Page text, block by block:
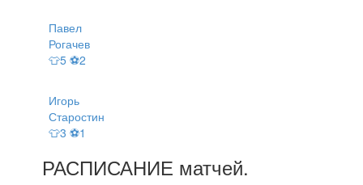
Павел
Рогачев
👕5 ⚽2
Игорь
Старостин
👕3 ⚽1
РАСПИСАНИЕ матчей.